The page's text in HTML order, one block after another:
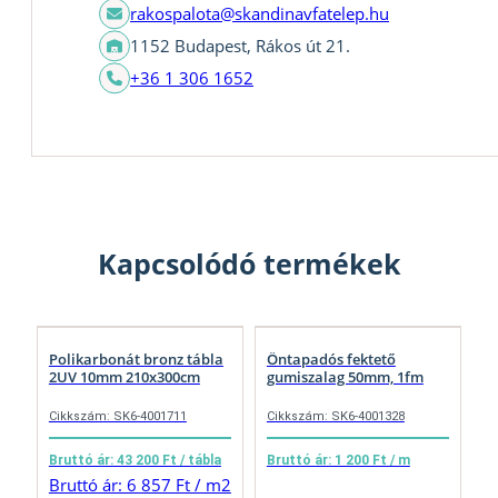
rakospalota@skandinavfatelep.hu
1152 Budapest, Rákos út 21.
+36 1 306 1652
Kapcsolódó termékek
Polikarbonát bronz tábla
2UV 10mm 210x300cm
Cikkszám: SK6-4001711
Bruttó ár: 43 200 Ft / tábla
Bruttó ár: 6 857 Ft / m2
Öntapadós fektető
gumiszalag 50mm, 1fm
Cikkszám: SK6-4001328
Bruttó ár: 1 200 Ft / m